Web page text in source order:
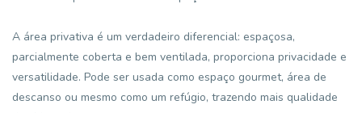
A área privativa é um verdadeiro diferencial: espaçosa,
parcialmente coberta e bem ventilada, proporciona privacidade e
versatilidade. Pode ser usada como espaço gourmet, área de
descanso ou mesmo como um refúgio, trazendo mais qualidade